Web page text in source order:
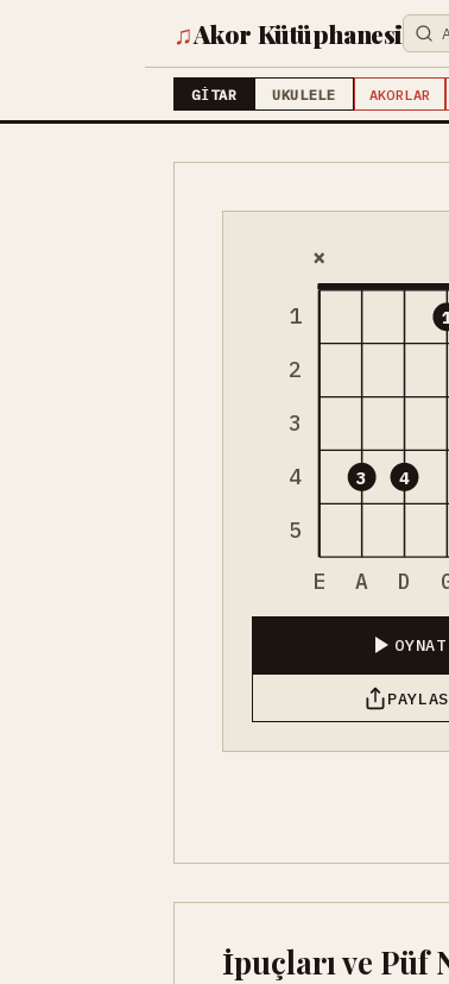
♫Akor Kütüphanesi
GITAR UKULELE AKORLAR
1
2
3
4
5
×
3 4
E A D
OYNAT
PAYLAS
İpuçları ve Püf